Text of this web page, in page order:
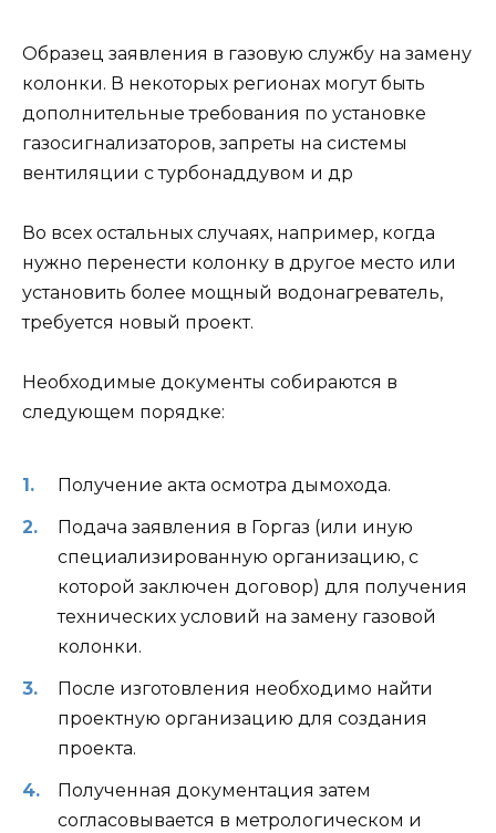
Образец заявления в газовую службу на замену
колонки. В некоторых регионах могут быть
дополнительные требования по установке
газосигнализаторов, запреты на системы
вентиляции с турбонаддувом и др
Во всех остальных случаях, например, когда
нужно перенести колонку в другое место или
установить более мощный водонагреватель,
требуется новый проект.
Необходимые документы собираются в
следующем порядке:
Получение акта осмотра дымохода.
Подача заявления в Горгаз (или иную
специализированную организацию, с
которой заключен договор) для получения
технических условий на замену газовой
колонки.
После изготовления необходимо найти
проектную организацию для создания
проекта.
Полученная документация затем
согласовывается в метрологическом и